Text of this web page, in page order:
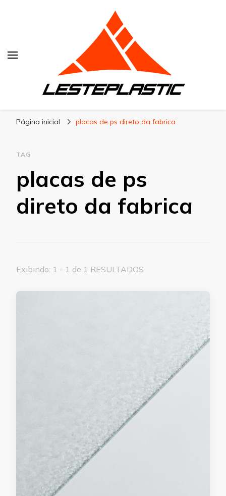
Página inicial placas de ps direto da fabrica
TAG
placas de ps
direto da fabrica
Exibindo: 1 - 1 de 1 RESULTADOS